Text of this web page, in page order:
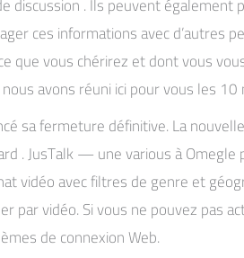
ces informations avec
que vous chérirez et dont vous
avons réuni ici pour vous les 10
sa fermeture définitive. La
. JusTalk — une various à
vidéo avec filtres de genre et
par vidéo. Si vous ne pouvez
de connexion Web.